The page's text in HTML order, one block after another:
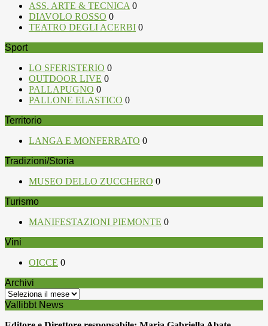
ASS. ARTE & TECNICA 0
DIAVOLO ROSSO 0
TEATRO DEGLI ACERBI 0
Sport
LO SFERISTERIO 0
OUTDOOR LIVE 0
PALLAPUGNO 0
PALLONE ELASTICO 0
Territorio
LANGA E MONFERRATO 0
Tradizioni/Storia
MUSEO DELLO ZUCCHERO 0
Turismo
MANIFESTAZIONI PIEMONTE 0
Vini
OICCE 0
Archivi
Archivi
Vallibbt News